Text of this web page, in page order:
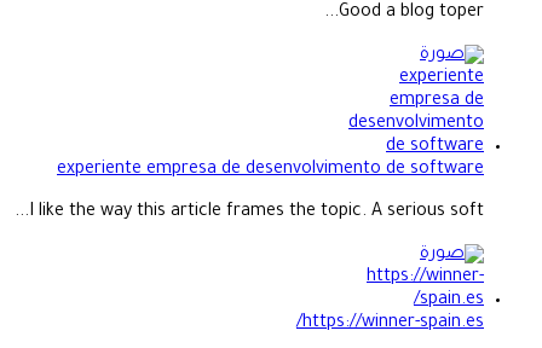
Good a blog toper...
experiente empresa de desenvolvimento de software
I like the way this article frames the topic. A serious soft...
https://winner-spain.es/